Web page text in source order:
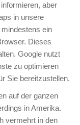
aber
in unsere
ein
Dieses
Google nutzt
zu optimieren
Sie bereitzustellen.
auf der ganzen
in Amerika.
vermehrt in den